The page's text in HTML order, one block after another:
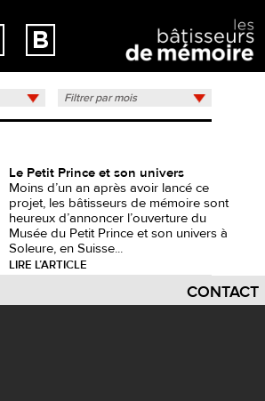
Filtrer par mois
Le Petit Prince et son univers
Moins d’un an après avoir lancé ce
projet, les bâtisseurs de mémoire sont
heureux d’annoncer l’ouverture du
Musée du Petit Prince et son univers à
Soleure, en Suisse...
LIRE L’ARTICLE
CONTACT